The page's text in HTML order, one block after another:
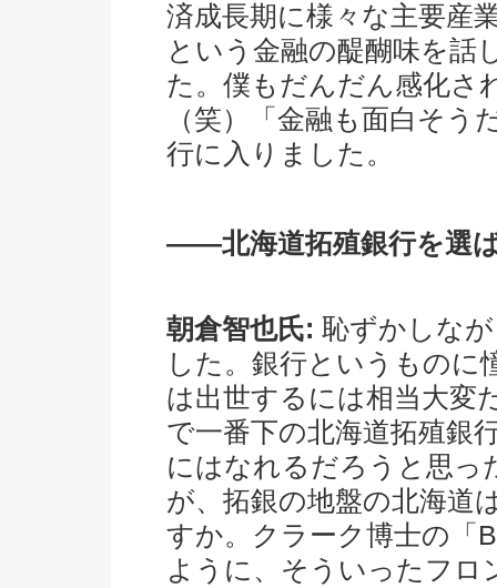
済成長期に様々な主要産
という金融の醍醐味を話
た。僕もだんだん感化
（笑）「金融も面白そ
行に入りました。
――北海道拓殖銀行を選
朝倉智也氏: 恥ずかしな
した。銀行というものに
は出世するには相当大変
で一番下の北海道拓殖銀
にはなれるだろうと思っ
が、拓銀の地盤の北海道
すか。クラーク博士の「
ように、そういったフロ